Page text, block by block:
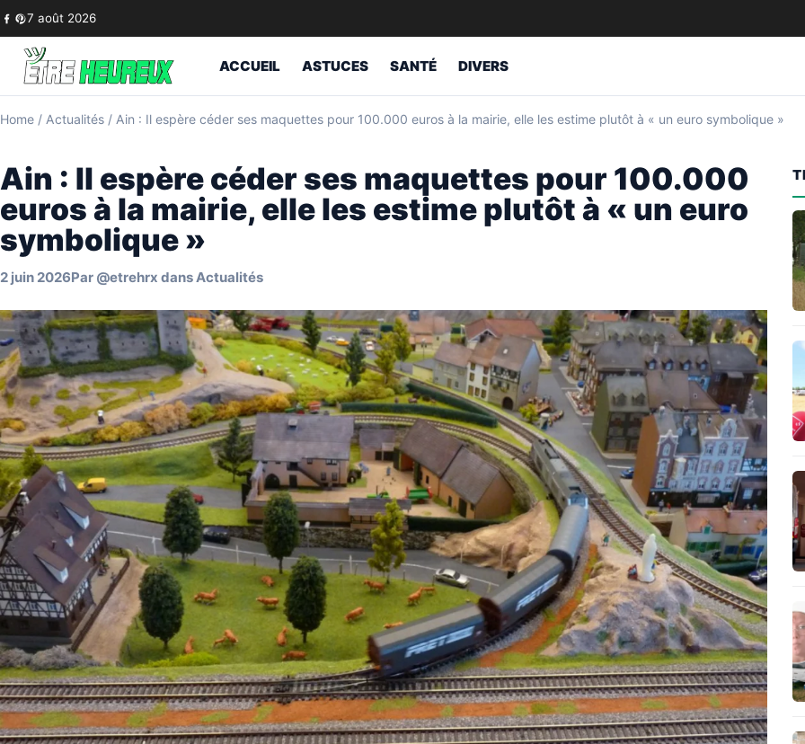
Skip to content
7 août 2026
ACCUEIL ASTUCES SANTÉ DIVERS
Home / Actualités / Ain : Il espère céder ses maquettes pour 100.000 euros à la mairie, elle les estime plutôt à « un euro symbolique »
Ain : Il espère céder ses maquettes pour 100.000
euros à la mairie, elle les estime plutôt à « un euro
symbolique »
2 juin 2026Par @etrehrx dansActualités